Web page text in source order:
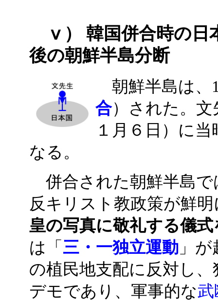
ⅴ） 韓国併合時の日
後の朝鮮半島分断
朝鮮半島は、
合）された。文
１月６日）に
なる。
併合された朝鮮半島で
反キリスト教政策が鮮
皇の写真に敬礼する儀式
は「 三・一独立運動 」
の植民地支配に反対し
デモであり、軍事的な